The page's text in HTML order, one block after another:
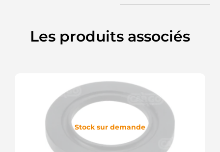
Les produits associés
Stock sur demande